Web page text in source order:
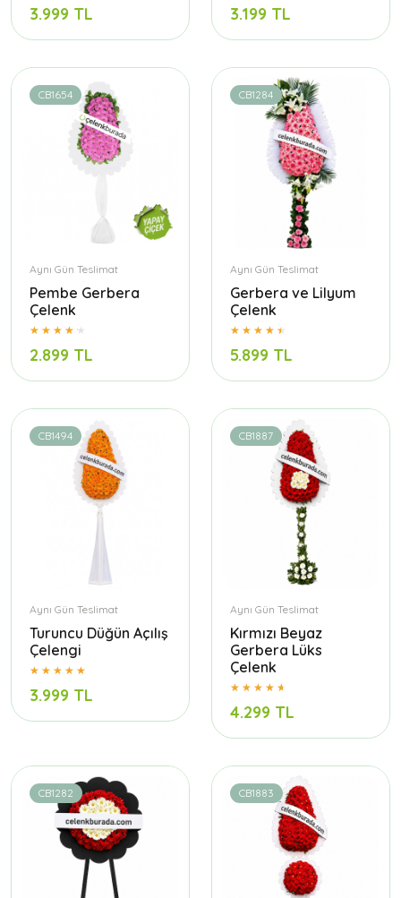
3.999 TL 3.199 TL
CB1654
Aynı Gün Teslimat
Pembe Gerbera
Çelenk
2.899 TL
CB1284
Aynı Gün Teslimat
Gerbera ve Lilyum
Çelenk
5.899 TL
CB1494
Aynı Gün Teslimat
Turuncu Düğün Açılış
Çelengi
3.999 TL
CB1887
Aynı Gün Teslimat
Kırmızı Beyaz
Gerbera Lüks
Çelenk
4.299 TL
CB1282 CB1883